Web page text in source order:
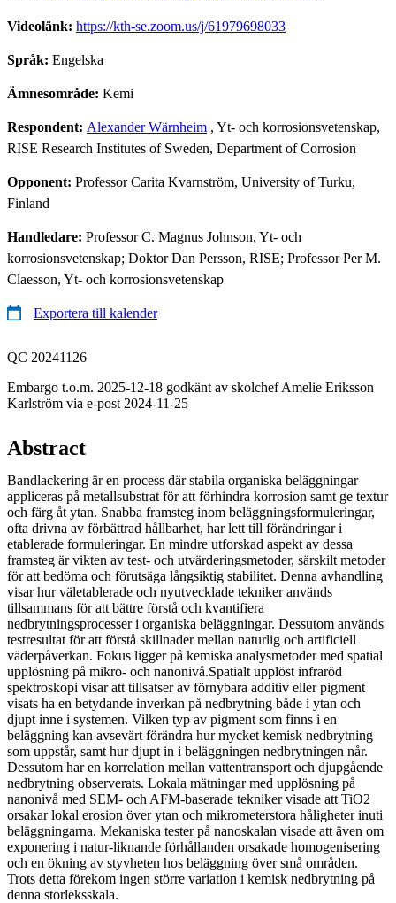
Videolänk: https://kth-se.zoom.us/j/61979698033
Språk: Engelska
Ämnesområde: Kemi
Respondent: Alexander Wärnheim , Yt- och korrosionsvetenskap,
RISE Research Institutes of Sweden, Department of Corrosion
Opponent: Professor Carita Kvarnström, University of Turku,
Finland
Handledare: Professor C. Magnus Johnson, Yt- och
korrosionsvetenskap; Doktor Dan Persson, RISE; Professor Per M.
Claesson, Yt- och korrosionsvetenskap
Exportera till kalender
QC 20241126
Embargo t.o.m. 2025-12-18 godkänt av skolchef Amelie Eriksson
Karlström via e-post 2024-11-25
Abstract
Bandlackering är en process där stabila organiska beläggningar
appliceras på metallsubstrat för att förhindra korrosion samt ge textur
och färg åt ytan. Snabba framsteg inom beläggningsformuleringar,
ofta drivna av förbättrad hållbarhet, har lett till förändringar i
etablerade formuleringar. En mindre utforskad aspekt av dessa
framsteg är vikten av test- och utvärderingsmetoder, särskilt metoder
för att bedöma och förutsäga långsiktig stabilitet. Denna avhandling
visar hur väletablerade och nyutvecklade tekniker används
tillsammans för att bättre förstå och kvantifiera
nedbrytningsprocesser i organiska beläggningar. Dessutom används
testresultat för att förstå skillnader mellan naturlig och artificiell
väderpåverkan. Fokus ligger på kemiska analysmetoder med spatial
upplösning på mikro- och nanonivå.Spatialt upplöst infraröd
spektroskopi visar att tillsatser av förnybara additiv eller pigment
visats ha en betydande inverkan på nedbrytning både i ytan och
djupt inne i systemen. Vilken typ av pigment som finns i en
beläggning kan avsevärt förändra hur mycket kemisk nedbrytning
som uppstår, samt hur djupt in i beläggningen nedbrytningen når.
Dessutom har en korrelation mellan vattentransport och djupgående
nedbrytning observerats. Lokala mätningar med upplösning på
nanonivå med SEM- och AFM-baserade tekniker visade att TiO2
orsakar lokal erosion över ytan och mikrometerstora håligheter inuti
beläggningarna. Mekaniska tester på nanoskalan visade att även om
exponering i natur-liknande förhållanden orsakade homogenisering
och en ökning av styvheten hos beläggning över små områden.
Trots detta förekom ingen större variation i kemisk nedbrytning på
denna storleksskala.